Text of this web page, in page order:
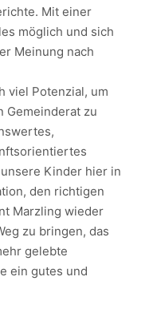
Mit einer
möglich und sich
Meinung nach
viel Potenzial, um
Gemeinderat zu
Kinder hier in
den richtigen
Marzling wieder
zu bringen, das
gelebte
ein gutes und